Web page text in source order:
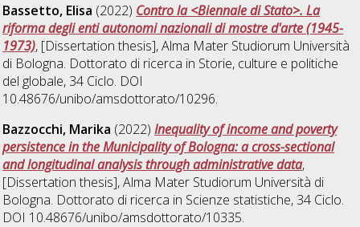
Bassetto, Elisa (2022) Contro la <Biennale di Stato>. La
riforma degli enti autonomi nazionali di mostre d'arte (1945-
1973), [Dissertation thesis], Alma Mater Studiorum Università
di Bologna. Dottorato di ricerca in Storie, culture e politiche
del globale, 34 Ciclo. DOI
10.48676/unibo/amsdottorato/10296.
Bazzocchi, Marika (2022)Inequality of income and poverty
persistence in the Municipality of Bologna: a cross-sectional
and longitudinal analysis through administrative data,
[Dissertation thesis], Alma Mater Studiorum Università di
Bologna. Dottorato di ricerca in Scienze statistiche, 34 Ciclo.
DOI 10.48676/unibo/amsdottorato/10335.